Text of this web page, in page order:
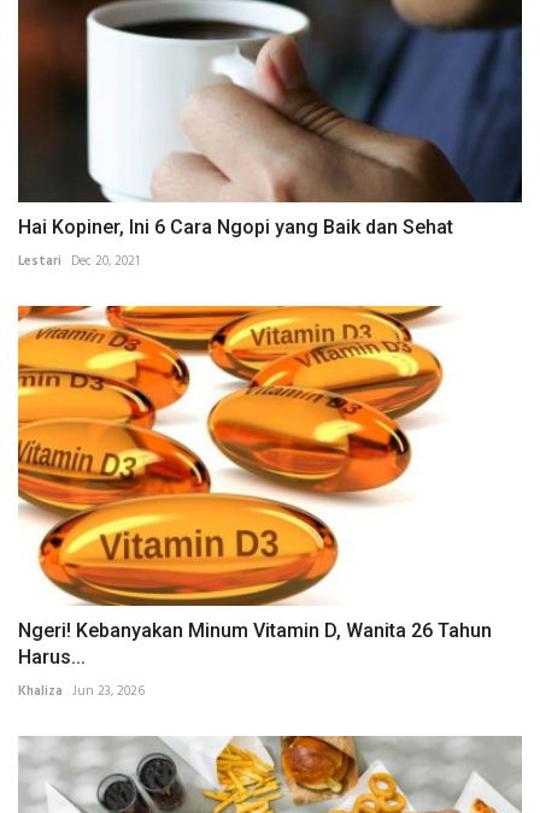
Hai Kopiner, Ini 6 Cara Ngopi yang Baik dan Sehat
Lestari Dec 20, 2021
Ngeri! Kebanyakan Minum Vitamin D, Wanita 26 Tahun
Harus...
Khaliza Jun 23, 2026